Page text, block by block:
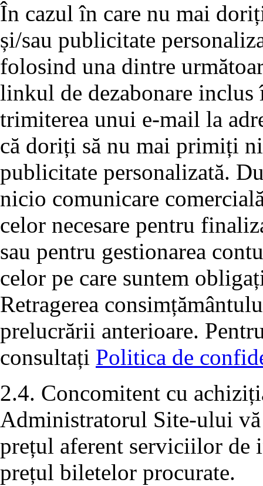
În cazul în care nu mai
și/sau publicitate
folosind una dintre
linkul de dezabonare
trimiterea unui e-mail la
că doriți să nu mai primiți
publicitate personalizată.
nicio comunicare
celor necesare pentru
sau pentru gestionarea
celor pe care suntem
Retragerea
prelucrării anterioare.
consultați Politica de
2.4. Concomitent cu
Administratorul Site-ului
prețul aferent serviciilor de
prețul biletelor procurate.